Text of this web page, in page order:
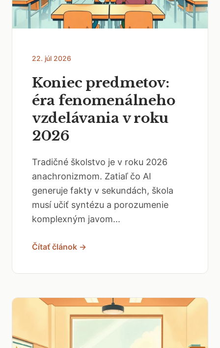
22. júl 2026
Koniec predmetov:
éra fenomenálneho
vzdelávania v roku
2026
Tradičné školstvo je v roku 2026
anachronizmom. Zatiaľ čo AI
generuje fakty v sekundách, škola
musí učiť syntézu a porozumenie
komplexným javom...
Čítať článok →